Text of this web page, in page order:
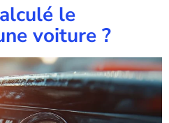
le
voiture ?